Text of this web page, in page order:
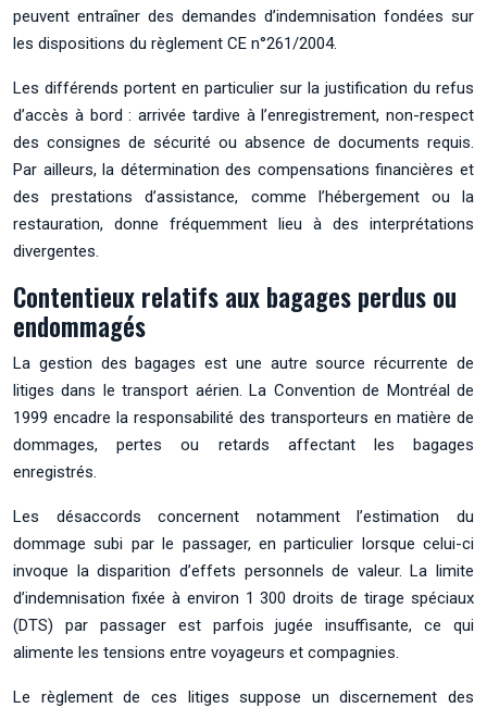
peuvent entraîner des demandes d’indemnisation fondées sur
les dispositions du règlement CE n°261/2004.
Les différends portent en particulier sur la justification du refus
d’accès à bord : arrivée tardive à l’enregistrement, non-respect
des consignes de sécurité ou absence de documents requis.
Par ailleurs, la détermination des compensations financières et
des prestations d’assistance, comme l’hébergement ou la
restauration, donne fréquemment lieu à des interprétations
divergentes.
Contentieux relatifs aux bagages perdus ou
endommagés
La gestion des bagages est une autre source récurrente de
litiges dans le transport aérien. La Convention de Montréal de
1999 encadre la responsabilité des transporteurs en matière de
dommages, pertes ou retards affectant les bagages
enregistrés.
Les désaccords concernent notamment l’estimation du
dommage subi par le passager, en particulier lorsque celui-ci
invoque la disparition d’effets personnels de valeur. La limite
d’indemnisation fixée à environ 1 300 droits de tirage spéciaux
(DTS) par passager est parfois jugée insuffisante, ce qui
alimente les tensions entre voyageurs et compagnies.
Le règlement de ces litiges suppose un discernement des